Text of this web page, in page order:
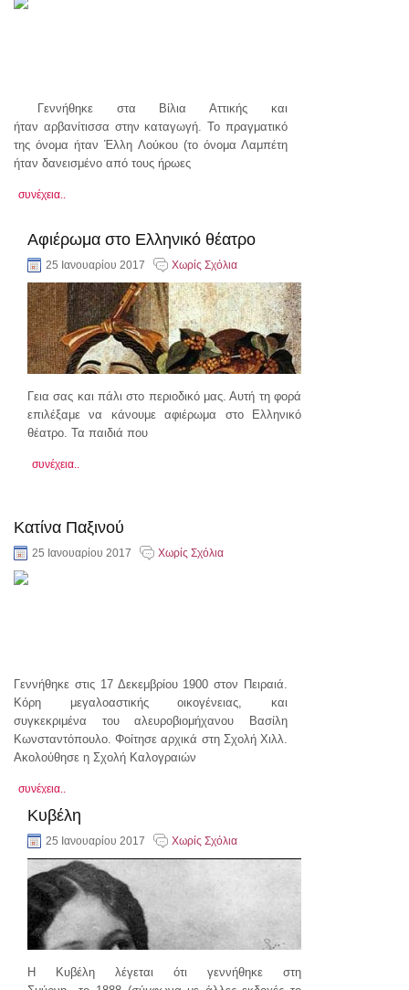
Γεννήθηκε στα Βίλια Αττικής και
ήταν αρβανίτισσα στην καταγωγή. Το πραγματικό
της όνομα ήταν Έλλη Λούκου (το όνομα Λαμπέτη
ήταν δανεισμένο από τους ήρωες
συνέχεια..
Αφιέρωμα στο Ελληνικό θέατρο
25 Ιανουαρίου 2017 Χωρίς Σχόλια
Γεια σας και πάλι στο περιοδικό μας. Αυτή τη φορά
επιλέξαμε να κάνουμε αφιέρωμα στο Ελληνικό
θέατρο. Τα παιδιά που
συνέχεια..
Κατίνα Παξινού
25 Ιανουαρίου 2017 Χωρίς Σχόλια
Γεννήθηκε στις 17 Δεκεμβρίου 1900 στον Πειραιά.
Κόρη μεγαλοαστικής οικογένειας, και
συγκεκριμένα του αλευροβιομήχανου Βασίλη
Κωνσταντόπουλο. Φοίτησε αρχικά στη Σχολή Χιλλ.
Ακολούθησε η Σχολή Καλογραιών
συνέχεια..
Κυβέλη
25 Ιανουαρίου 2017 Χωρίς Σχόλια
Η Κυβέλη λέγεται ότι γεννήθηκε στη